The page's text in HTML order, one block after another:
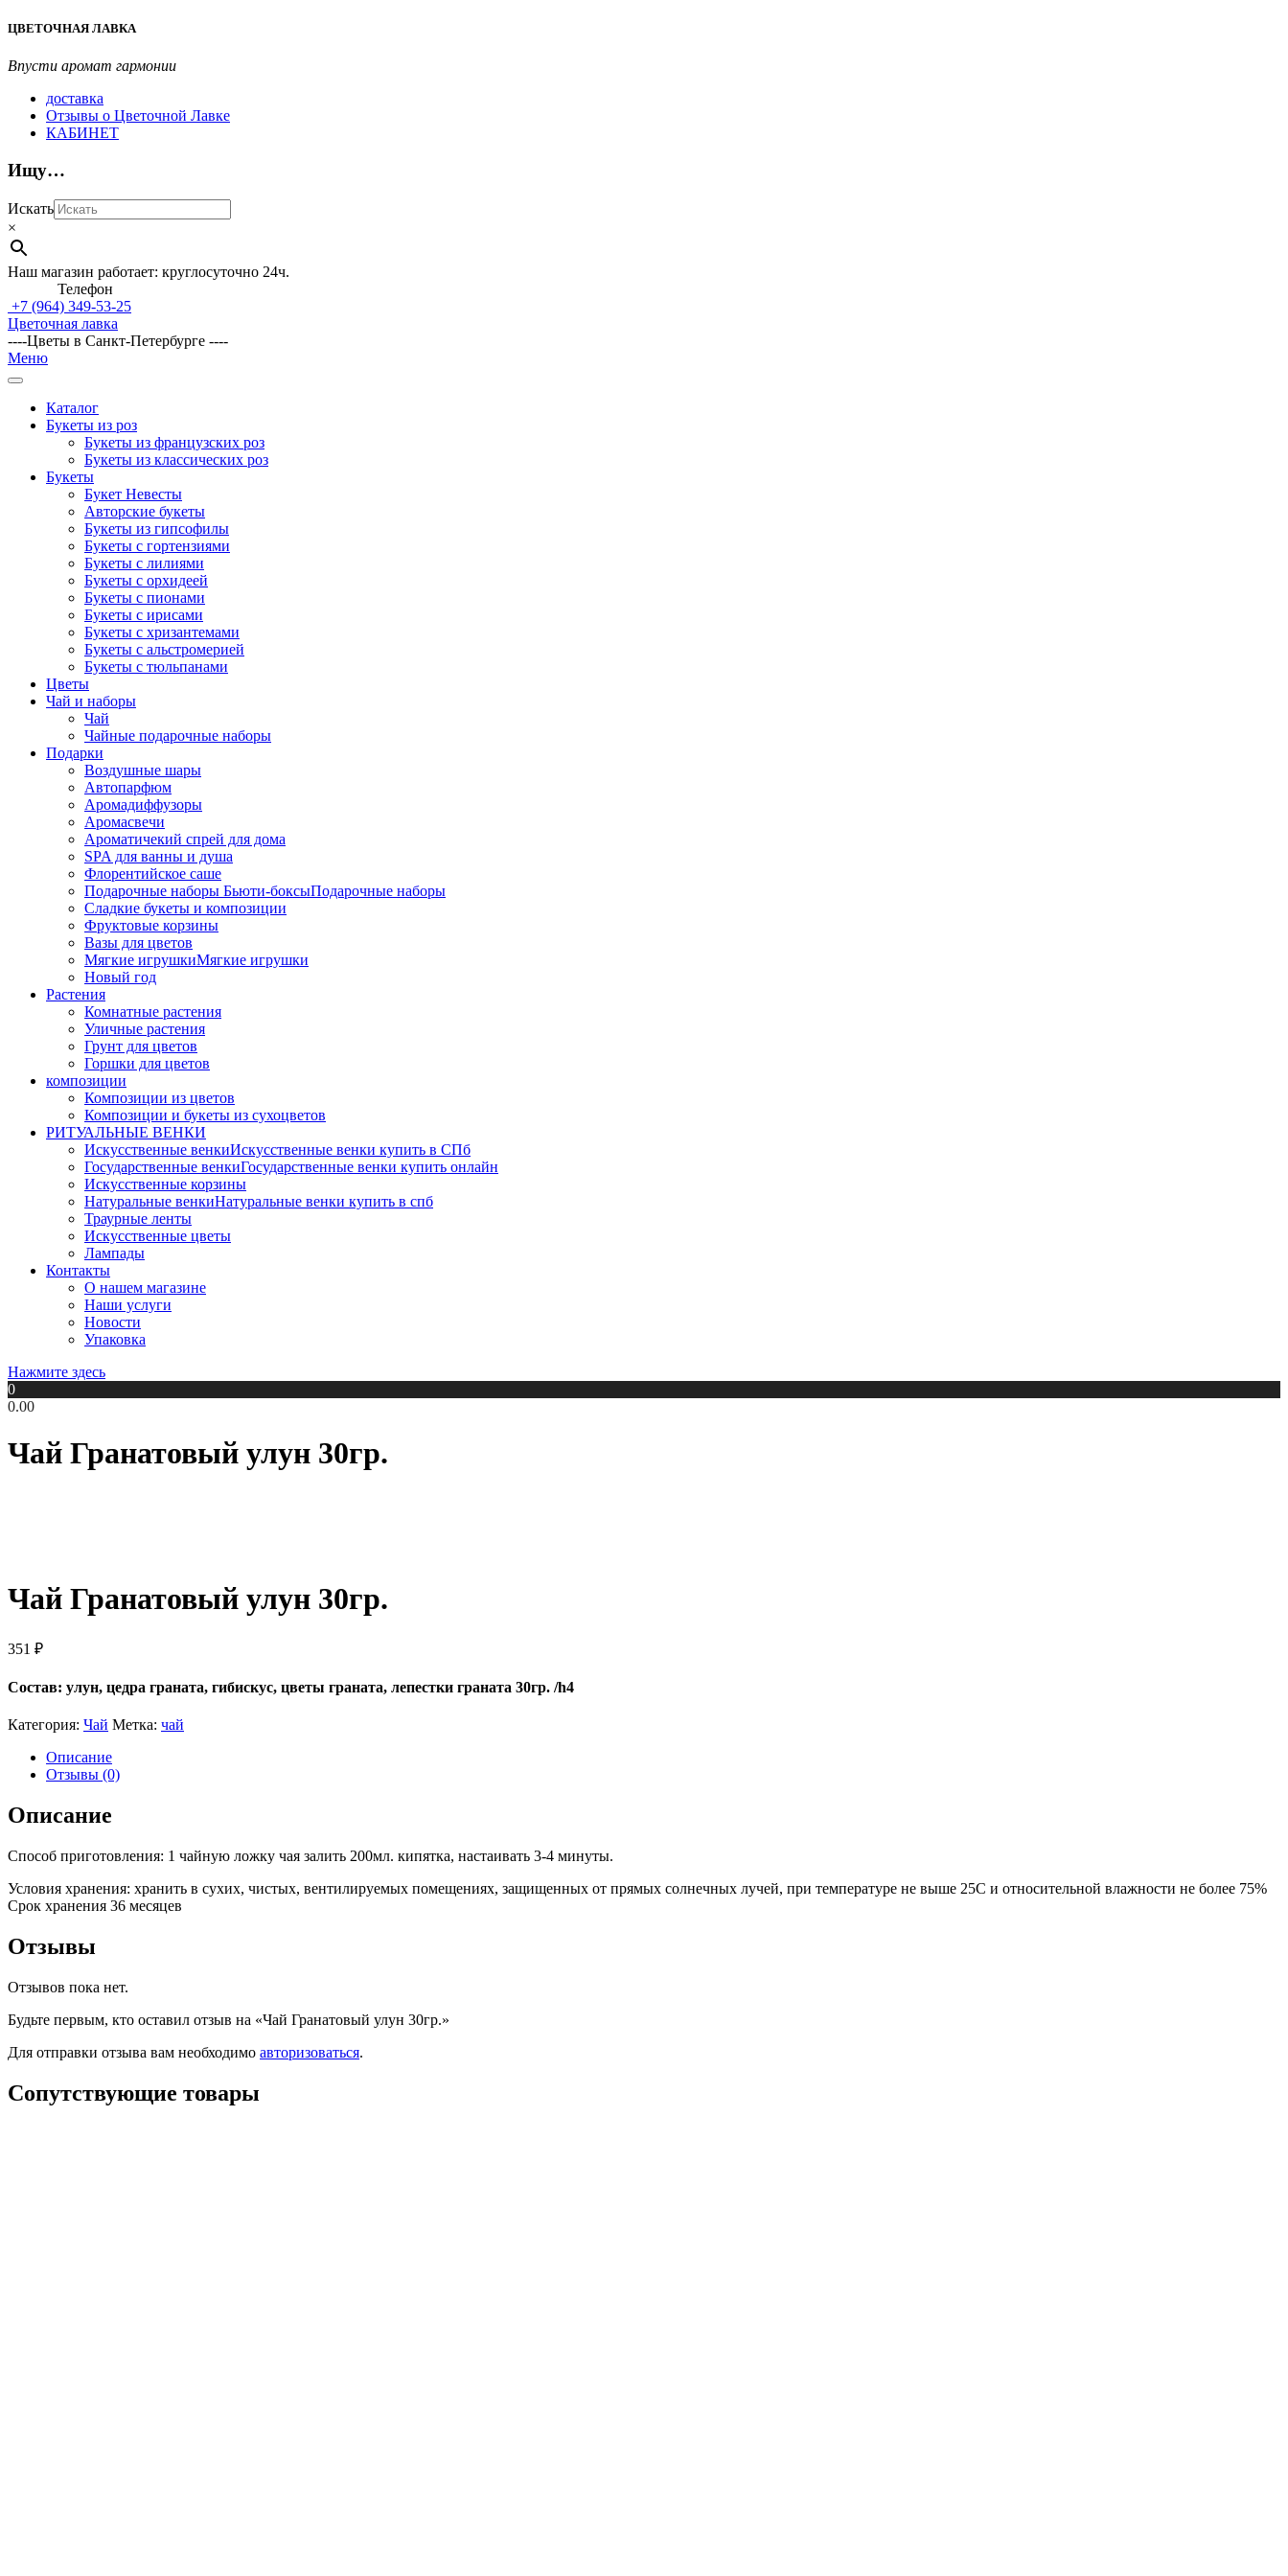
Перейти
содержимому
ЦВЕТОЧНАЯ ЛАВКА
Впусти аромат гармонии
доставка
Отзывы о Цветочной Лавке
КАБИНЕТ
Ищу…
Искать
×
Наш магазин работает: круглосуточно 24ч.
Телефон
+7 (964) 349-53-25
Цветочная лавка
----Цветы в Санкт-Петербурге ----
Главное
навигационное
Меню
Каталог
Букеты из роз
Букеты из французских роз
Букеты из классических роз
Букеты
Букет Невесты
Авторские букеты
Букеты из гипсофилы
Букеты с гортензиями
Букеты с лилиями
Букеты с орхидеей
Букеты с пионами
Букеты с ирисами
Букеты с хризантемами
Букеты с альстромерией
Букеты с тюльпанами
Цветы
Чай и наборы
Чай
Чайные подарочные наборы
Подарки
Воздушные шары
Автопарфюм
Аромадиффузоры
Аромасвечи
Ароматичекий спрей для дома
SPA для ванны и душа
Флорентийское саше
Подарочные наборы Бьюти-боксыПодарочные наборы
Сладкие букеты и композиции
Фруктовые корзины
Вазы для цветов
Мягкие игрушкиМягкие игрушки
Новый год
Растения
Комнатные растения
Уличные растения
Грунт для цветов
Горшки для цветов
композиции
Композиции из цветов
Композиции и букеты из сухоцветов
РИТУАЛЬНЫЕ ВЕНКИ
Искусственные венкиИскусственные венки купить в СПб
Государственные венкиГосударственные венки купить онлайн
Искусственные корзины
Натуральные венкиНатуральные венки купить в спб
Траурные ленты
Искусственные цветы
Лампады
Контакты
О нашем магазине
Наши услуги
Новости
Упаковка
Нажмите здесь
0
0.00
Чай Гранатовый улун 30гр.
Чай Гранатовый улун 30гр.
351 ₽
Состав: улун, цедра граната, гибискус, цветы граната, лепестки граната 30гр. /h4
Категория: Чай Метка: чай
Описание
Отзывы (0)
Описание
Способ приготовления: 1 чайную ложку чая залить 200мл. кипятка, настаивать 3-4 минуты.
Условия хранения: хранить в сухих, чистых, вентилируемых помещениях, защищенных от прямых солнечных лучей, при температуре не выше 25С и относительной влажности не более 75%
Срок хранения 36 месяцев
Отзывы
Отзывов пока нет.
Будьте первым, кто оставил отзыв на «Чай Гранатовый улун 30гр.»
Для отправки отзыва вам необходимо авторизоваться.
Сопутствующие товары